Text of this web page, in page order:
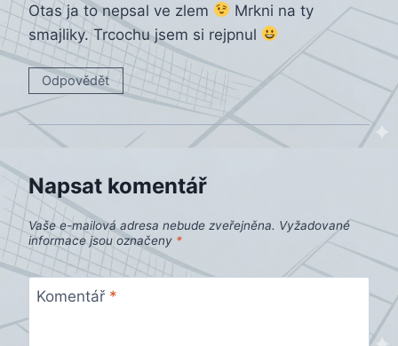
Otas ja to nepsal ve zlem
Mrkni na ty
smajliky. Trcochu jsem si rejpnul
Odpovědět
Napsat komentář
Vaše e-mailová adresa nebude zveřejněna. Vyžadované
informace jsou označeny *
Komentář *